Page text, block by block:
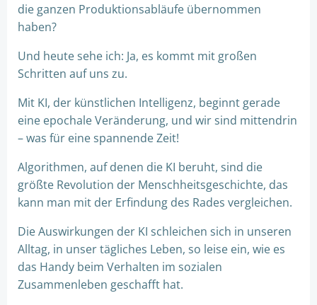
die ganzen Produktionsabläufe übernommen
haben?
Und heute sehe ich: Ja, es kommt mit großen
Schritten auf uns zu.
Mit KI, der künstlichen Intelligenz, beginnt gerade
eine epochale Veränderung, und wir sind mittendrin
– was für eine spannende Zeit!
Algorithmen, auf denen die KI beruht, sind die
größte Revolution der Menschheitsgeschichte, das
kann man mit der Erfindung des Rades vergleichen.
Die Auswirkungen der KI schleichen sich in unseren
Alltag, in unser tägliches Leben, so leise ein, wie es
das Handy beim Verhalten im sozialen
Zusammenleben geschafft hat.